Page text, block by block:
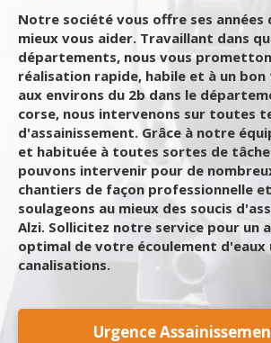
Notre société vous offre ses
mieux vous aider. Travaillant dans
départements, nous vous
réalisation rapide, habile et à un
aux environs du 2b dans le
corse, nous intervenons sur toutes
d'assainissement. Grâce à notre
et habituée à toutes sortes de
pouvons intervenir pour de
chantiers de façon professionnelle
soulageons au mieux des soucis
Alzi. Sollicitez notre service pour un
optimal de votre écoulement d'eaux
canalisations.
Urgence